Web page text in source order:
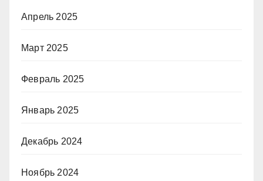
Апрель 2025
Март 2025
Февраль 2025
Январь 2025
Декабрь 2024
Ноябрь 2024